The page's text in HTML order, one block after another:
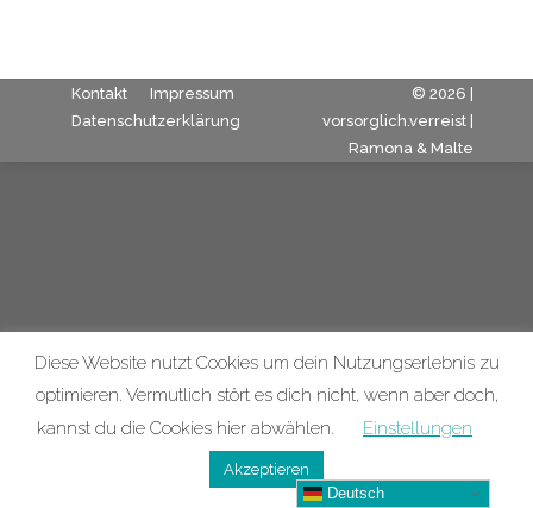
Kontakt
Impressum
Datenschutzerklärung
© 2026 |
vorsorglich.verreist |
Ramona & Malte
Diese Website nutzt Cookies um dein Nutzungserlebnis zu
optimieren. Vermutlich stört es dich nicht, wenn aber doch,
kannst du die Cookies hier abwählen.
Einstellungen
Akzeptieren
Deutsch